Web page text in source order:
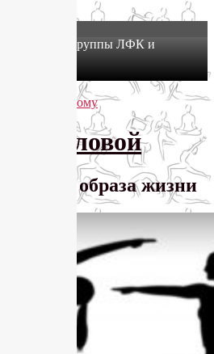
в группы ЛФК и
содержимому
Воловой
образа жизни